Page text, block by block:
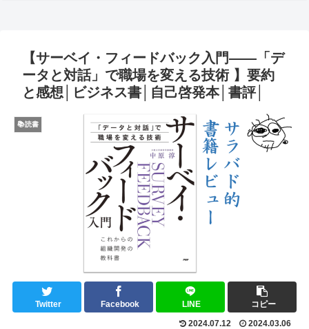
【サーベイ・フィードバック入門――「デ
ータと対話」で職場を変える技術 】要約
と感想│ビジネス書│自己啓発本│書評│
📚読書
Twitter Facebook LINE
コピー
2024.07.12
2024.03.06